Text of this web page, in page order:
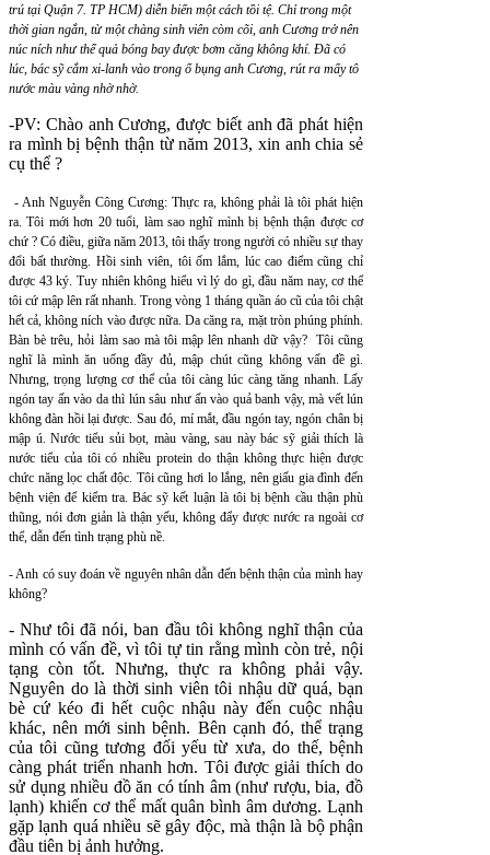
trú tại Quận 7. TP HCM) diễn biến một cách tồi tệ. Chỉ trong một
thời gian ngắn, từ một chàng sinh viên còm cõi, anh Cương trở nên
núc ních như thể quả bóng bay được bơm căng không khí. Đã có
lúc, bác sỹ cắm xi-lanh vào trong ổ bụng anh Cương, rút ra mấy tô
nước màu vàng nhờ nhờ.
-PV: Chào anh Cương, được biết anh đã phát hiện
ra mình bị bệnh thận từ năm 2013, xin anh chia sẻ
cụ thể ?
- Anh Nguyễn Công Cương: Thực ra, không phải là tôi phát hiện
ra. Tôi mới hơn 20 tuổi, làm sao nghĩ mình bị bệnh thận được cơ
chứ ? Có điều, giữa năm 2013, tôi thấy trong người có nhiều sự thay
đổi bất thường. Hồi sinh viên, tôi ốm lắm, lúc cao điểm cũng chỉ
được 43 ký. Tuy nhiên không hiểu vì lý do gì, đầu năm nay, cơ thể
tôi cứ mập lên rất nhanh. Trong vòng 1 tháng quần áo cũ của tôi chật
hết cả, không ních vào được nữa. Da căng ra, mặt tròn phúng phính.
Bàn bè trêu, hỏi làm sao mà tôi mập lên nhanh dữ vậy? Tôi cũng
nghĩ là mình ăn uống đầy đủ, mập chút cũng không vấn đề gì.
Nhưng, trọng lượng cơ thể của tôi càng lúc càng tăng nhanh. Lấy
ngón tay ấn vào da thì lún sâu như ấn vào quả banh vậy, mà vết lún
không đàn hồi lại được. Sau đó, mí mắt, đầu ngón tay, ngón chân bị
mập ú. Nước tiểu sủi bọt, màu vàng, sau này bác sỹ giải thích là
nước tiểu của tôi có nhiều protein do thận không thực hiện được
chức năng lọc chất độc. Tôi cũng hơi lo lắng, nên giấu gia đình đến
bệnh viện để kiểm tra. Bác sỹ kết luận là tôi bị bệnh cầu thận phù
thũng, nói đơn giản là thận yếu, không đẩy được nước ra ngoài cơ
thể, dẫn đến tình trạng phù nề.
- Anh có suy đoán về nguyên nhân dẫn đến bệnh thận của mình hay
không?
- Như tôi đã nói, ban đầu tôi không nghĩ thận của
mình có vấn đề, vì tôi tự tin rằng mình còn trẻ, nội
tạng còn tốt. Nhưng, thực ra không phải vậy.
Nguyên do là thời sinh viên tôi nhậu dữ quá, bạn
bè cứ kéo đi hết cuộc nhậu này đến cuộc nhậu
khác, nên mới sinh bệnh. Bên cạnh đó, thể trạng
của tôi cũng tương đối yếu từ xưa, do thế, bệnh
càng phát triển nhanh hơn. Tôi được giải thích do
sử dụng nhiều đồ ăn có tính âm (như rượu, bia, đồ
lạnh) khiến cơ thể mất quân bình âm dương. Lạnh
gặp lạnh quá nhiều sẽ gây độc, mà thận là bộ phận
đầu tiên bị ảnh hưởng.